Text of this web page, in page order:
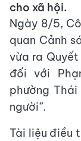
cho xã hội.
Ngày 8/5,
quan Cảnh
vừa ra
đối với
phường
người”.
Tài liệu điều